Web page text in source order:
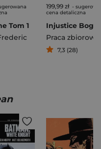
Tom 1
199,99 zł -
cena detaliczna
Praca zbiorowa
7,3 (28)